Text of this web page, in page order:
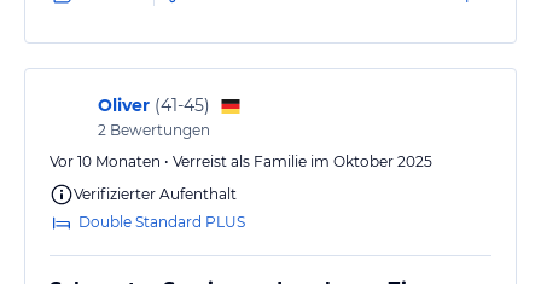
Zimmer.Kinder Disco findet statt aber dort wo auch
andere Aktivitäten sind wie Hüpfburg Dosen werfen
Banschispringen und noch ein paar andere Sachen
aber es kostet alles wie Dosen…
Oliver (41-45)
2 Bewertungen
Vor 10 Monaten • Verreist als Familie im Oktober 2025
Verifizierter Aufenthalt
Double Standard PLUS